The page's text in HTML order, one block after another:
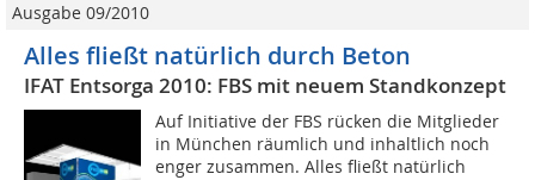
Ausgabe 09/2010
Alles fließt natürlich durch Beton
IFAT Entsorga 2010: FBS mit neuem Standkonzept
Auf Initiative der FBS rücken die Mitglieder
in München räumlich und inhaltlich noch
enger zusammen. Alles fließt natürlich